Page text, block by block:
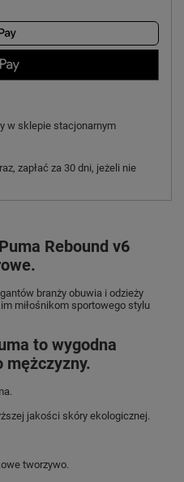
w sklepie stacjonarnym
zapłać za 30 dni, jeżeli nie
Rebound v6
branży obuwia i odzieży
miłośnikom sportowego stylu
to wygodna
mężczyzny.
jakości skóry ekologicznej.
tworzywo.